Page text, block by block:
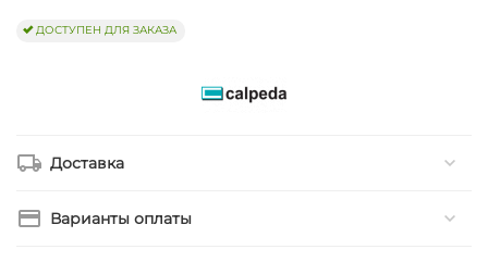
ДОСТУПЕН ДЛЯ ЗАКАЗА
Доставка
Варианты оплаты